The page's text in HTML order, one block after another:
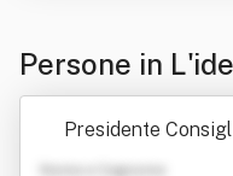
Persone in
Presidente
Nome e Cognome